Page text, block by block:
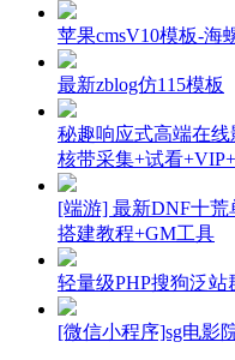
苹果cmsV10模板-海
最新zblog仿115模板
秘趣响应式高端在线
核带采集+试看
[端游] 最新DNF十
搭建教程+GM工具
轻量级PHP搜狗泛
[微信小程序]sg电影